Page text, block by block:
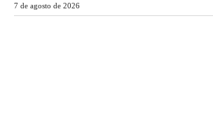
7 de agosto de 2026